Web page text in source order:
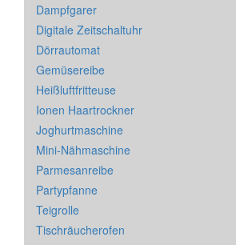
Dampfgarer
Digitale Zeitschaltuhr
Dörrautomat
Gemüsereibe
Heißluftfritteuse
Ionen Haartrockner
Joghurtmaschine
Mini-Nähmaschine
Parmesanreibe
Partypfanne
Teigrolle
Tischräucherofen